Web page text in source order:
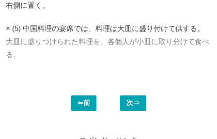
右側に置く。
× (5) 中国料理の宴席では、料理は大皿に盛り付けて供する。
大皿に盛りつけられた料理を、各個人が小皿に取り分けて食べ
る。
⇐前 次⇒